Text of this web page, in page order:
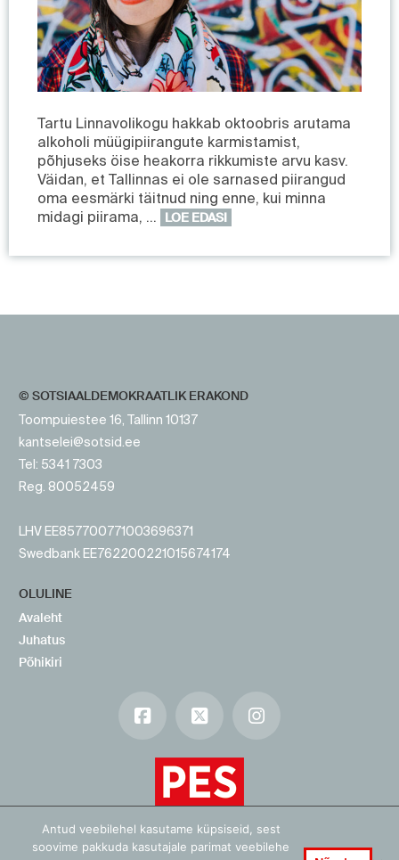
Tartu Linnavolikogu hakkab oktoobris arutama
alkoholi müügipiirangute karmistamist,
põhjuseks öise heakorra rikkumiste arvu kasv.
Väidan, et Tallinnas ei ole sarnased piirangud
oma eesmärki täitnud ning enne, kui minna
midagi piirama, …
LOE EDASI
© SOTSIAALDEMOKRAATLIK ERAKOND
Toompuiestee 16, Tallinn 10137
kantselei@sotsid.ee
Tel: 5341 7303
Reg. 80052459
LHV EE857700771003696371
Swedbank EE762200221015674174
OLULINE
Avaleht
Juhatus
Põhikiri
Facebook
X
Antud veebilehel kasutame küpsiseid, sest
soovime pakkuda kasutajale parimat veebilehe